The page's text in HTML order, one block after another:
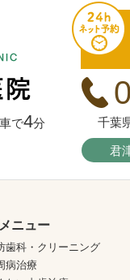
で4分 千葉
君
ニュー
歯科・クリーニング
病治療